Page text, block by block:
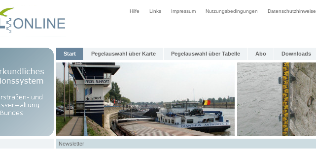
Hilfe Links Impressum Nutzungsbedingungen Datenschutzhinweise
Start Pegelauswahl über Karte Pegelauswahl über Tabelle Abo Downloads
Newsletter